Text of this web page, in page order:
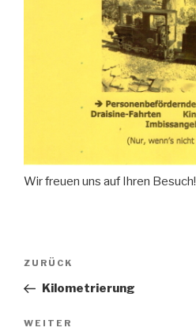
Wir freuen uns auf Ihren Besuch!
Beitragsnavigation
Vorheriger
Beitrag
ZURÜCK
Kilometrierung
Nächster
WEITER